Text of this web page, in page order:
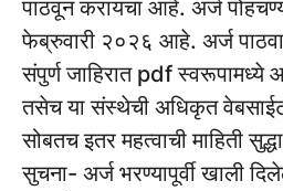
पाठवून करायचा आहे. अर्ज
फेब्रुवारी २०२६ आहे. अर्ज
संपुर्ण जाहिरात pdf स्वरूपामध्ये
तसेच या संस्थेची अधिकृत
सोबतच इतर महत्वाची माहिती
सुचना- अर्ज भरण्यापूर्वी खाली